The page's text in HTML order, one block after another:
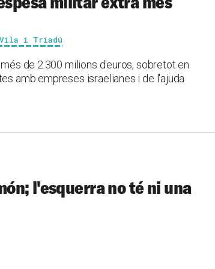
Vila i Triadú
de 2.300 milions d'euros, sobretot en
amb empreses israelianes i de l'ajuda
l'esquerra no té ni una